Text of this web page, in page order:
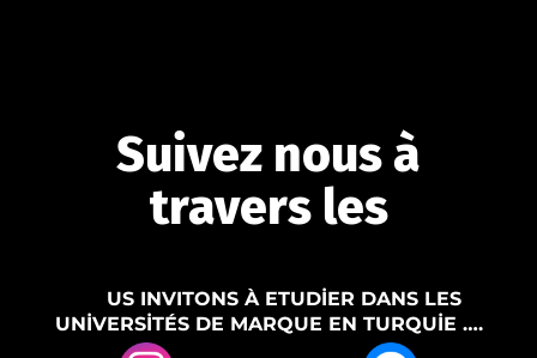
Suivez nous à
travers les
US INVITONS À ETUDİER DANS LES
UNİVERSİTÉS DE MARQUE EN TURQUİE ….